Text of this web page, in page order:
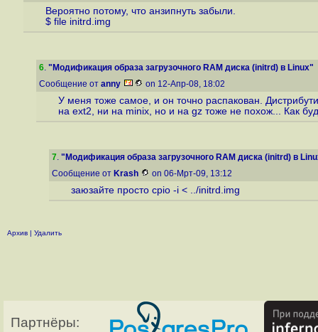
Вероятно потому, что анзипнуть забыли.
$ file initrd.img
6. "Модификация образа загрузочного RAM диска (initrd) в Linux"
Сообщение от anny on 12-Апр-08, 18:02
У меня тоже самое, и он точно распакован.
на ext2, ни на minix, но и на gz тоже не похож... Как
7. "Модификация образа загрузочного RAM диска (initrd) в
Сообщение от Krash on 06-Мрт-09, 13:12
заюзайте просто cpio -i < ../initrd.img
Архив | Удалить
Партнёры: